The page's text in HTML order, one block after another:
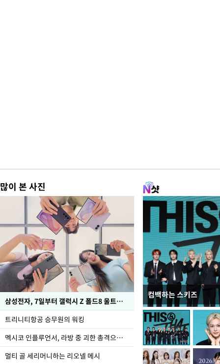
많이 본 사진
삼성전자, 7일부터 갤럭시 Z 폴드8 울트라·폴드8·플립8 출시
트리니티항공 승무원의 워킹
멕시코 인플루언서, 라방 중 괴한 총격으로 사망
멀티 골 세리머니하는 리오넬 메시
컴백하는 스키즈
오세훈 "용산어린이
어"